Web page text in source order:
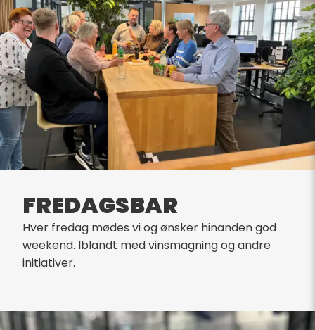
FREDAGSBAR
Hver fredag mødes vi og ønsker hinanden god
weekend. Iblandt med vinsmagning og andre
initiativer.